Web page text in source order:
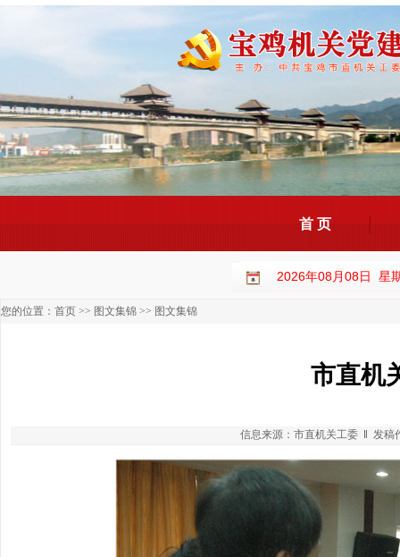
首 页
2026年08月08日 星
您的位置： 首页 >> 图文集锦 >> 图文集锦
市直机
信息来源：市直机关工委 ‖ 发